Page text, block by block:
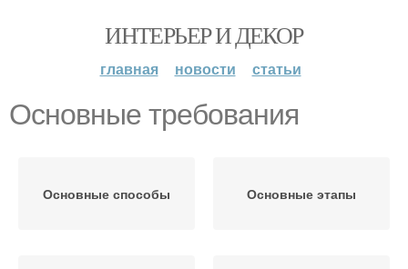
ИНТЕРЬЕР И ДЕКОР
главная новости статьи
Основные требования
Основные способы Основные этапы